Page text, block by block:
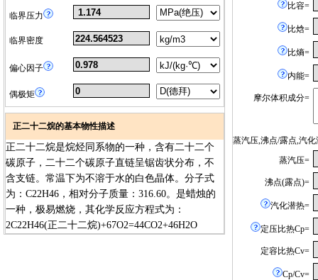
临界压力
临界密度
偏心因子
偶极矩
正二十二烷的基本物性描述
正二十二烷是烷烃同系物的一种，含有二十二个
碳原子，二十二个碳原子直链呈锯齿状分布，不
含支链。常温下为不溶于水的白色晶体。分子式
为：C22H46，相对分子质量：316.60。是蜡烛的
一种，极易燃烧，其化学反应方程式为：
2C22H46(正二十二烷)+67O2=44CO2+46H2O
比容=
比焓=
比熵=
内能=
摩尔体积成分=
蒸汽压,沸点/露点,汽
蒸汽压=
沸点(露点)=
汽化潜热=
定压比热Cp=
定容比热Cv=
Cp/Cv=